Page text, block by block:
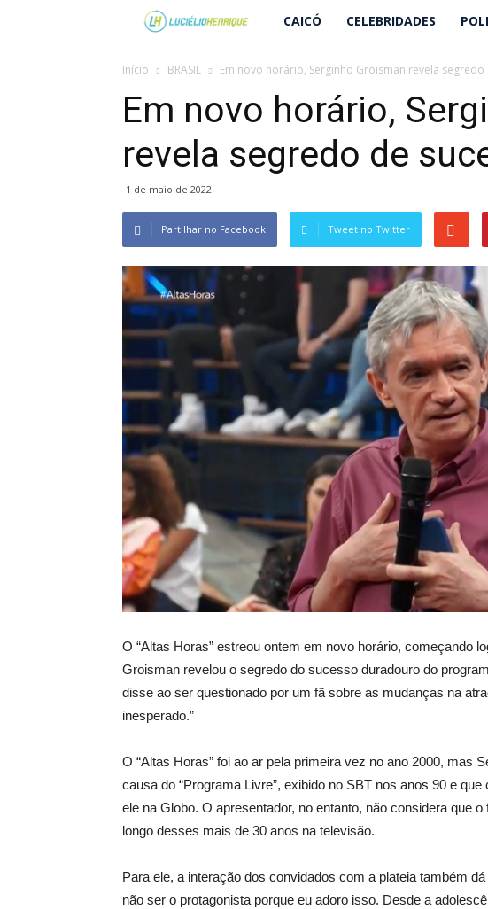
Lucielio
Henrique
CAICÓ CELEBRIDADES
Início BRASIL Em novo horário, Serginho Groisman revela
Em novo horário,
revela segredo de
1 de maio de 2022
Partilhar no Facebook Tweet no Twitter
O “Altas Horas” estreou ontem em novo horário, começando
Groisman revelou o segredo do sucesso duradouro do
disse ao ser questionado por um fã sobre as mudanças na
inesperado.”
O “Altas Horas” foi ao ar pela primeira vez no ano 2000, mas
causa do “Programa Livre”, exibido no SBT nos anos 90 e
ele na Globo. O apresentador, no entanto, não considera que
longo desses mais de 30 anos na televisão.
Para ele, a interação dos convidados com a plateia também
não ser o protagonista porque eu adoro isso. Desde a